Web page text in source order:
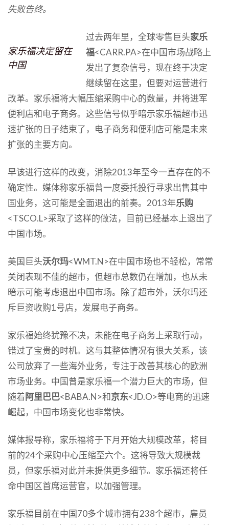
失败告终。
家乐福决定留在
中国
过去两年里，全球零售巨头家乐
福<CARR.PA>在中国市场战略上
发出了复杂信号，现在终于决定
继续留在这里，但要对运营进行
改革。家乐福将大幅压缩采购中心的数量，并将进军
便利店和电子商务。这些信号似乎暗示家乐福超市迅
速扩张的日子结束了，电子商务和便利店可能是未来
扩张的主要方向。
早该进行这样的改变，消除2013年至今一直存在的不
确定性。媒体称家乐福曾一度委托投行寻求出售其中
国业务，这可能是全面退出的前奏。2013年乐购
<TSCO.L>采取了这样的做法，目前已经基本上退出了
中国市场。
美国巨头沃尔玛<WMT.N>在中国市场也不轻松，常常
关闭表现不佳的超市，但超市总数仍在增加，也从未
暗示可能考虑退出中国市场。除了超市外，沃尔玛还
斥巨资收购1号店，发展电子商务。
家乐福始终犹豫不决，未能在电子商务上采取行动，
错过了宝贵的时机。这与其整体情况有很大关系，该
公司放弃了一些海外业务，专注于改善其核心的欧洲
市场业务。中国曾是家乐福一个潜力巨大的市场，但
随着阿里巴巴<BABA.N>和京东<JD.O>等电商的迅速
崛起，中国市场变化也非常快。
媒体报导称，家乐福将于下月开始大规模改革，将目
前的24个采购中心压缩至六个。这将导致大规模裁
员，但家乐福对此并未提供更多细节。家乐福还将任
命中国区首席运营官，以加强管理。
家乐福目前在中国70多个城市拥有238个超市，雇员